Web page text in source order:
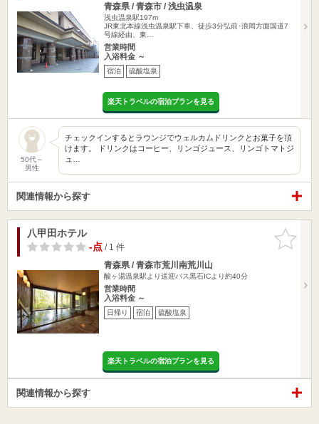
青森県 / 青森市 / 浅虫温泉
浅虫温泉駅197m
JR東北本線浅虫温泉駅下車、徒歩3分弘前･浪岡方面国道7
号線経由、東…
営業時間
入浴料金 ～
宿泊 硫酸塩泉
楽天トラベルの宿泊プランを見る
50代～
男性
チェックインするとラウンジでウェルカムドリンクとお菓子を頂
けます。 ドリンクはコーヒー、リンゴジュース、リンゴトマトジ
ュ…
関連情報から探す
お気に入
りに追加
八甲田ホテル
-点/ 1 件
青森県 / 青森市荒川南荒川山
酸ヶ湯温泉駅より送迎バス黒石ICより約40分
営業時間
入浴料金 ～
日帰り 宿泊 硫酸塩泉
楽天トラベルの宿泊プランを見る
関連情報から探す